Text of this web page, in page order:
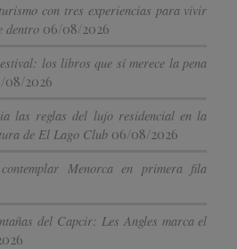
con tres experiencias para vivir
dentro 06/08/2026
los libros que sí merece la pena
08/2026
las reglas del lujo residencial en la
de El Lago Club 06/08/2026
Menorca en primera fila
del Capcir: Les Angles marca el